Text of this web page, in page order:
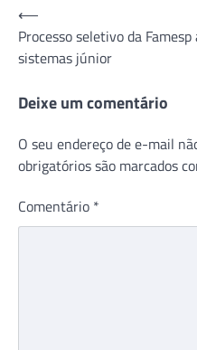
Navegação
de
Post
⟵
Processo seletivo da
sistemas júnior
Deixe um comentário
O seu endereço de e-mail
obrigatórios são marcados
Comentário *